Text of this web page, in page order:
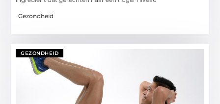
Gezondheid
GEZONDHEID